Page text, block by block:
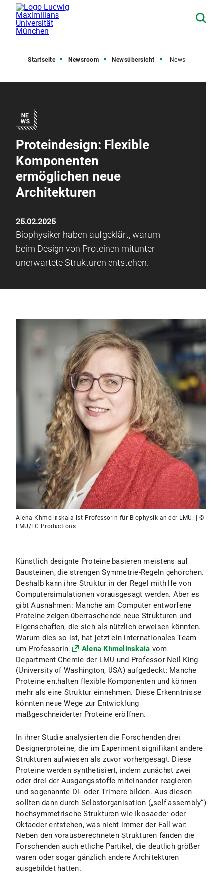
Startseite Newsroom Newsübersicht News
Proteindesign: Flexible
Komponenten
ermöglichen neue
Architekturen
25.02.2025
Biophysiker haben aufgeklärt, warum
beim Design von Proteinen mitunter
unerwartete Strukturen entstehen.
Alena Khmelinskaia ist Professorin für Biophysik an der LMU. | ©
LMU/LC Productions
Künstlich designte Proteine basieren meistens auf
Bausteinen, die strengen Symmetrie-Regeln gehorchen.
Deshalb kann ihre Struktur in der Regel mithilfe von
Computersimulationen vorausgesagt werden. Aber es
gibt Ausnahmen: Manche am Computer entworfene
Proteine zeigen überraschende neue Strukturen und
Eigenschaften, die sich als nützlich erweisen könnten.
Warum dies so ist, hat jetzt ein internationales Team
um Professorin
Alena Khmelinskaia vom
Department Chemie der LMU und Professor Neil King
(University of Washington, USA) aufgedeckt: Manche
Proteine enthalten flexible Komponenten und können
mehr als eine Struktur einnehmen. Diese Erkenntnisse
könnten neue Wege zur Entwicklung
maßgeschneiderter Proteine eröffnen.
In ihrer Studie analysierten die Forschenden drei
Designerproteine, die im Experiment signifikant andere
Strukturen aufwiesen als zuvor vorhergesagt. Diese
Proteine werden synthetisiert, indem zunächst zwei
oder drei der Ausgangsstoffe miteinander reagieren
und sogenannte Di- oder Trimere bilden. Aus diesen
sollten dann durch Selbstorganisation („self assembly“)
hochsymmetrische Strukturen wie Ikosaeder oder
Oktaeder entstehen, was nicht immer der Fall war:
Neben den vorausberechneten Strukturen fanden die
Forschenden auch etliche Partikel, die deutlich größer
waren oder sogar gänzlich andere Architekturen
ausgebildet hatten.